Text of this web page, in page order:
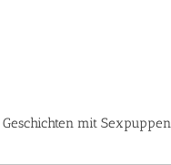
Geschichten mit Sexpuppen